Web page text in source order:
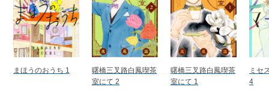
まほうのおうち 1
曙橋三叉路白鳳喫茶
室にて 2
曙橋三叉路白鳳喫茶
室にて 1
ミセ
4